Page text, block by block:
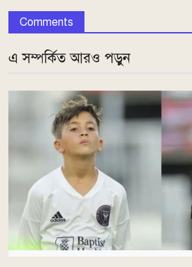
Comments
এ সম্পর্কিত আরও পড়ুন